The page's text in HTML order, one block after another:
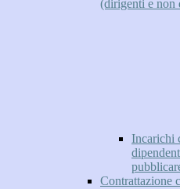
(dirigenti e non
Incarichi
Contrattazione